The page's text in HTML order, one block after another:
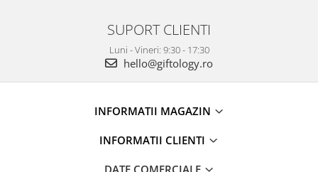
SUPORT CLIENTI
Luni - Vineri: 9:30 - 17:30
hello@giftology.ro
INFORMATII MAGAZIN
INFORMATII CLIENTI
DATE COMERCIALE